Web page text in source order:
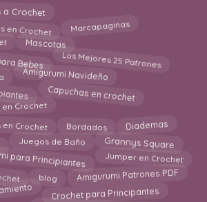
a Crochet
en Crochet Marcapaginas
Mascotas
Bebes Los Mejores 25 Patrones
Amigurumi Navideño
Capuchas en crochet
Crochet
Crochet Bordados Diademas
Juegos de Baño Grannys Square
para Principiantes Jumper en Crochet
blog Amigurumi Patrones PDF
Crochet para Principantes